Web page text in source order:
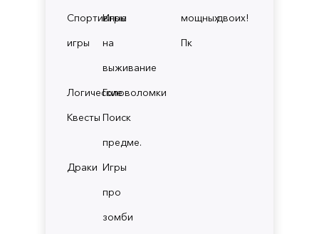
Спортивные
игры
Игры
на
выживание
ЛогическиеГоловоломки
Квесты Поиск
предме.
Драки Игры
про
зомби
мощных
Пк
двоих!